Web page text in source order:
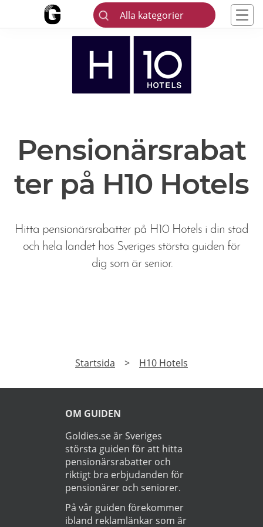
Alla kategorier
Pensionärsrabat
ter på H10 Hotels
Hitta pensionärsrabatter på H10 Hotels i din stad
och hela landet hos Sveriges största guiden för
dig som är senior.
Startsida > H10 Hotels
OM GUIDEN
Goldies.se är Sveriges
största guiden för att hitta
pensionärsrabatter och
riktigt bra erbjudanden för
pensionärer och seniorer.
På vår guiden förekommer
ibland reklamlänkar som är